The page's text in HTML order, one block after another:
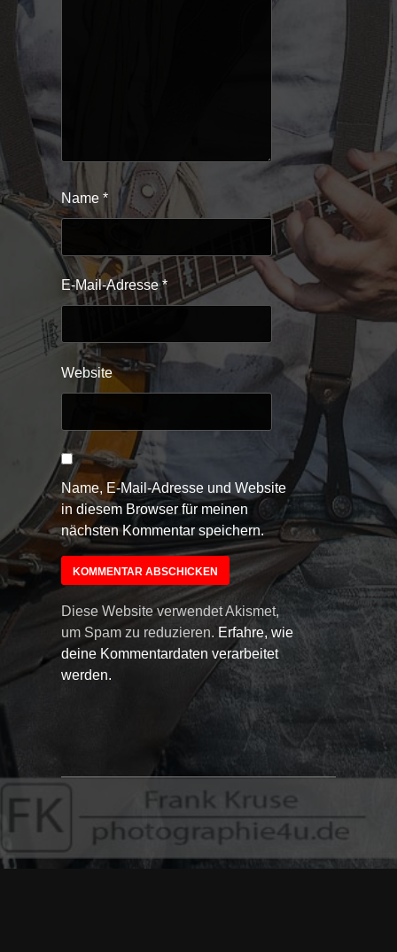
Name *
E-Mail-Adresse*
Website
Name, E-Mail-Adresse und Website
in diesem Browser für meinen
nächsten Kommentar speichern.
Diese Website verwendet Akismet,
um Spam zu reduzieren. Erfahre, wie
deine Kommentardaten verarbeitet
werden.